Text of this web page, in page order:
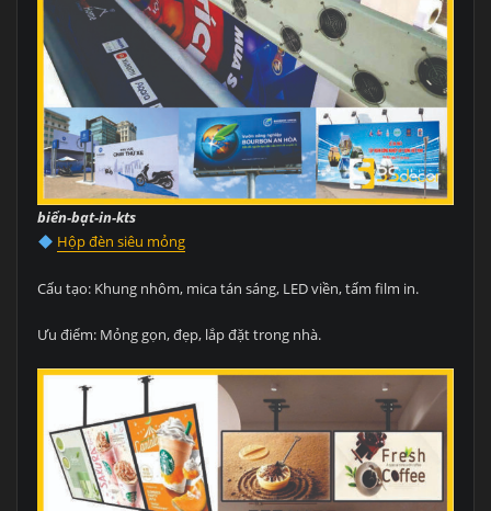
biển-bạt-in-kts
Hộp đèn siêu mỏng
Cấu tạo: Khung nhôm, mica tán sáng, LED viền, tấm film in.
Ưu điểm: Mỏng gọn, đẹp, lắp đặt trong nhà.